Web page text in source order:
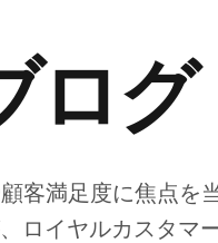
ログ
客満足度に焦点を
ロイヤルカスタマ